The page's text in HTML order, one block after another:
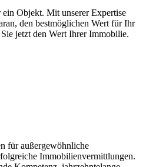
Objekt. Mit unserer Expertise
den bestmöglichen Wert für Ihr
jetzt den Wert Ihrer Immobilie.
für außergewöhnliche
Immobilien­vermittlungen.